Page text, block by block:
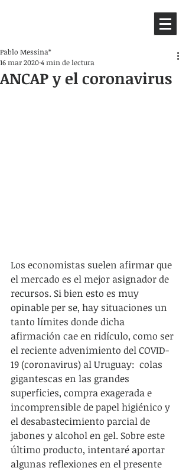
ANCAP y el coronavirus
Pablo Messina*
16 mar 20204 min de lectura
Los economistas suelen afirmar que
el mercado es el mejor asignador de
recursos. Si bien esto es muy
opinable per se, hay situaciones un
tanto límites donde dicha
afirmación cae en ridículo, como ser
el reciente advenimiento del COVID-
19 (coronavirus) al Uruguay:  colas
gigantescas en las grandes
superficies, compra exagerada e
incomprensible de papel higiénico y
el desabastecimiento parcial de
jabones y alcohol en gel. Sobre este
último producto, intentaré aportar
algunas reflexiones en el presente